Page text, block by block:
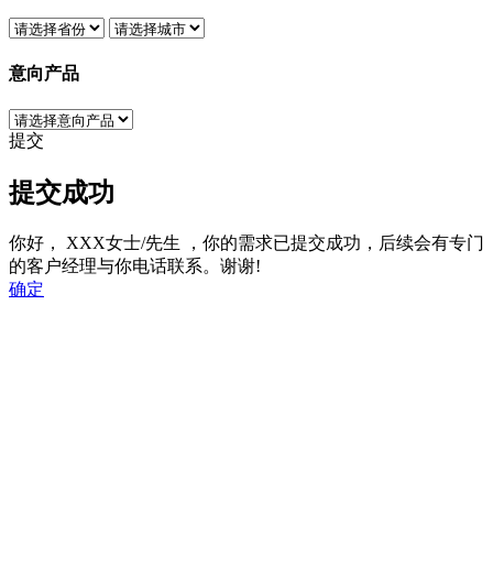
意向产品
提交
提交成功
你好， XXX女士/先生
，你的需求已提交成功，后续会有专门
的客户经理与你电话联系。谢谢!
确定